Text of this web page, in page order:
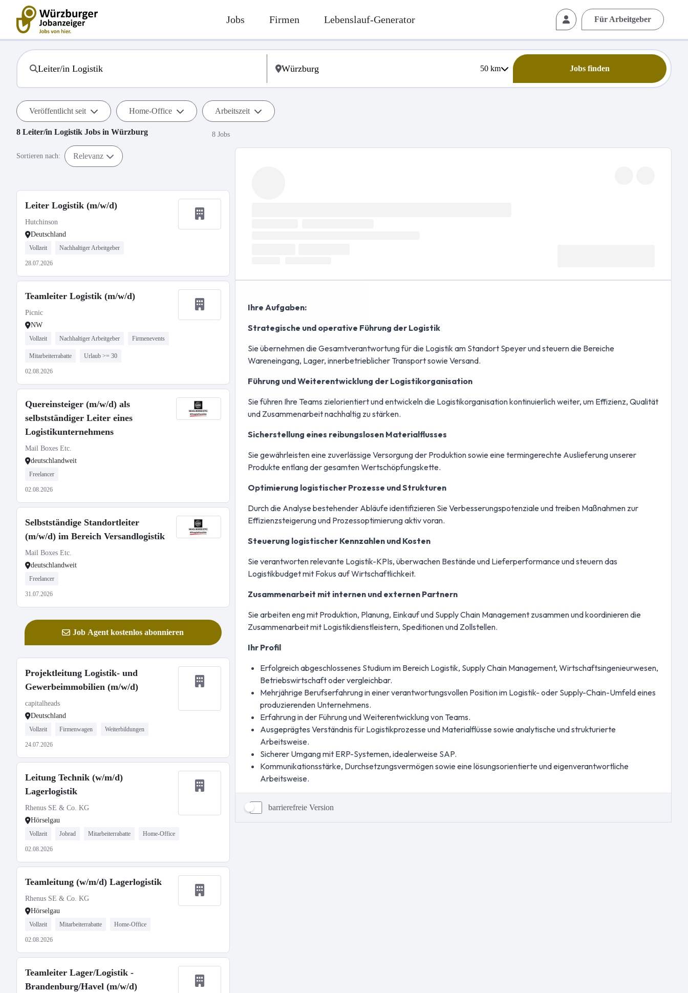
Jobs Firmen Lebenslauf-Generator Für Arbeitgeber
50km Jobs finden
Veröffentlicht seit Home-Office Arbeitszeit
8 Leiter/in Logistik Jobs in Würzburg 8 Jobs
Sortieren nach: Relevanz
Leiter Logistik (m/w/d)
Hutchinson
Deutschland
Vollzeit Nachhaltiger Arbeitgeber
28.07.2026
Teamleiter Logistik (m/w/d)
Picnic
NW
Vollzeit Nachhaltiger Arbeitgeber Firmenevents
Mitarbeiterrabatte Urlaub >= 30
02.08.2026
Quereinsteiger (m/w/d) als
selbstständiger Leiter eines
Logistikunternehmens
Mail Boxes Etc.
deutschlandweit
Freelancer
02.08.2026
Selbstständige Standortleiter
(m/w/d) im Bereich Versandlogistik
Mail Boxes Etc.
deutschlandweit
Freelancer
31.07.2026
Job Agent kostenlos abonnieren
Projektleitung Logistik- und
Gewerbeimmobilien (m/w/d)
capitalheads
Deutschland
Vollzeit Firmenwagen Weiterbildungen
24.07.2026
Leitung Technik (w/m/d)
Lagerlogistik
Rhenus SE & Co. KG
Hörselgau
Vollzeit Jobrad Mitarbeiterrabatte Home-Office
02.08.2026
Teamleitung (w/m/d) Lagerlogistik
Rhenus SE & Co. KG
Hörselgau
Vollzeit Mitarbeiterrabatte Home-Office
02.08.2026
Teamleiter Lager/Logistik -
Brandenburg/Havel (m/w/d)
barrierefreie Version